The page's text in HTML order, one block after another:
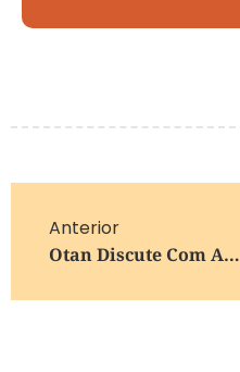
Anterior
Otan Discute Com Aliados Como Reabrir Estreito De Ormuz